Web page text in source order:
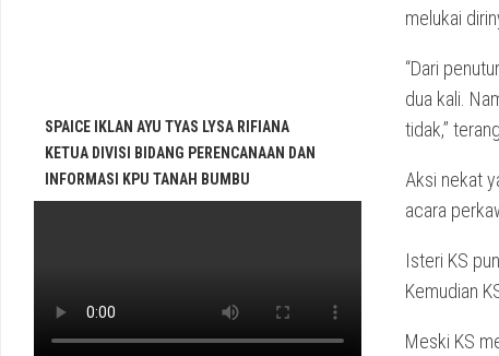
melukai
“Dari
dua kali.
tidak,”
Aksi nekat
acara
Isteri KS
Kemudian
Meski KS
SPAICE IKLAN AYU TYAS LYSA RIFIANA
KETUA DIVISI BIDANG PERENCANAAN DAN
INFORMASI KPU TANAH BUMBU